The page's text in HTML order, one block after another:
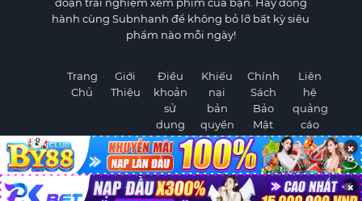
hành cùng Subnhanh để không bỏ lỡ bất kỳ siêu
phẩm nào mỗi ngày!
Trang
Chủ
Giới
Thiệu
Điều
khoản
sử
dụng
Khiếu
nại
bản
quyền
Chính
Sách
Bảo
Mật
Liên
hệ
quảng
cáo
×
×